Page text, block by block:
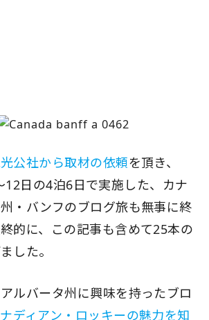
公社から取材の依頼を頂き、
12日の4泊6日で実施した、カナ
・バンフのブログ旅も無事に終
的に、この記事も含めて25本の
した。
ルバータ州に興味を持ったブロ
ディアン・ロッキーの魅力を知